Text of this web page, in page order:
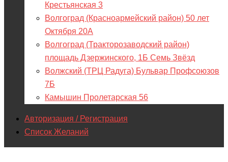
Крестьянская 3
Волгоград (Красноармейский район) 50 лет
Октября 20А
Волгоград (Тракторозаводский район)
площадь Дзержинского, 1Б Семь Звёзд
Волжский (ТРЦ Радуга) Бульвар Профсоюзов
7Б
Камышин Пролетарская 56
Авторизация / Регистрация
Список Желаний